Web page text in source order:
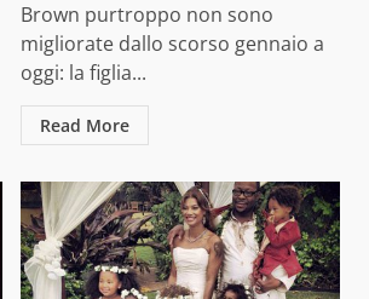
Brown purtroppo non sono
migliorate dallo scorso gennaio a
oggi: la figlia...
Read More